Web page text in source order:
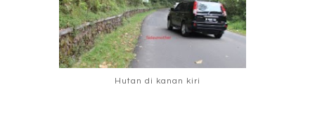
Hutan di kanan kiri